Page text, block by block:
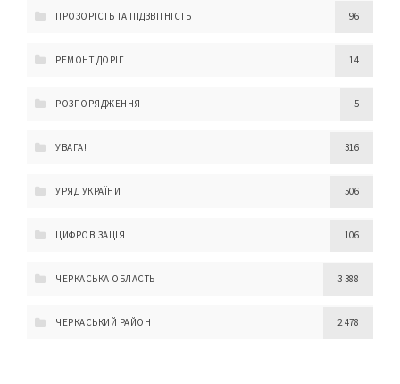
ПРОЗОРІСТЬ ТА ПІДЗВІТНІСТЬ 96
РЕМОНТ ДОРІГ 14
РОЗПОРЯДЖЕННЯ 5
УВАГА! 316
УРЯД УКРАЇНИ 506
ЦИФРОВІЗАЦІЯ 106
ЧЕРКАСЬКА ОБЛАСТЬ 3 388
ЧЕРКАСЬКИЙ РАЙОН 2 478